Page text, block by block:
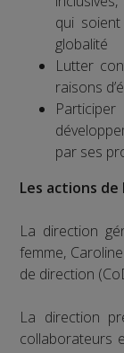
qui
globalité
Lutter
raisons
par ses
Les actions de
La direction
femme,
de direction
La direction
collaborateurs